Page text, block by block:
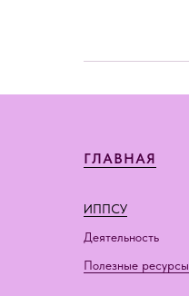
ГЛАВНАЯ
ИППСУ
Деятельность
Полезные ресурсы